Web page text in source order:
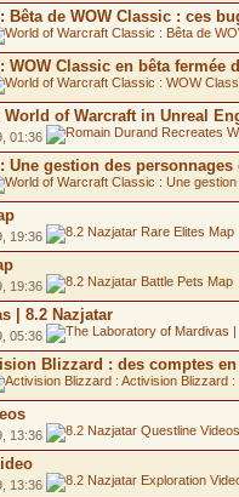
Bêta de WOW Classic : ces
Classic en bêta
World of Warcraft in Unreal
01:36
Une gestion des
19:36
19:36
| 8.2 Nazjatar
05:36
Blizzard : des comptes
13:36
13:36